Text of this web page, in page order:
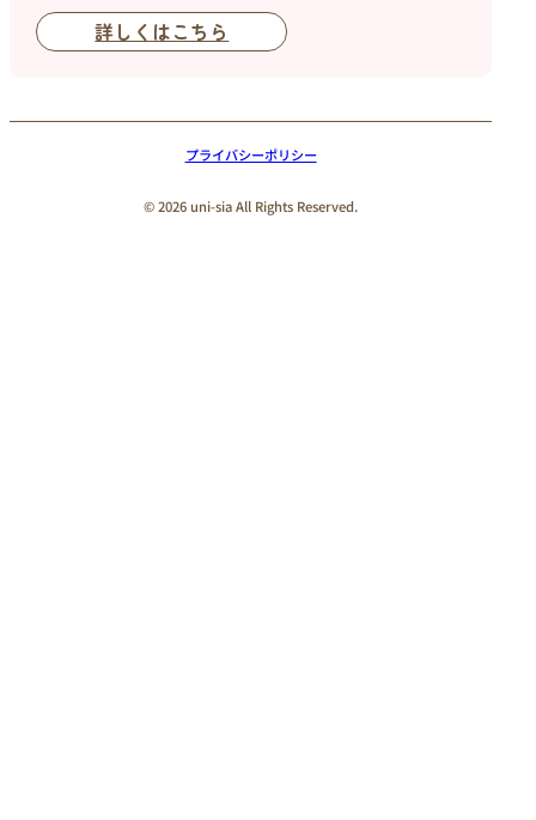
詳しくはこちら
プライバシーポリシー
© 2026 uni-sia All Rights Reserved.